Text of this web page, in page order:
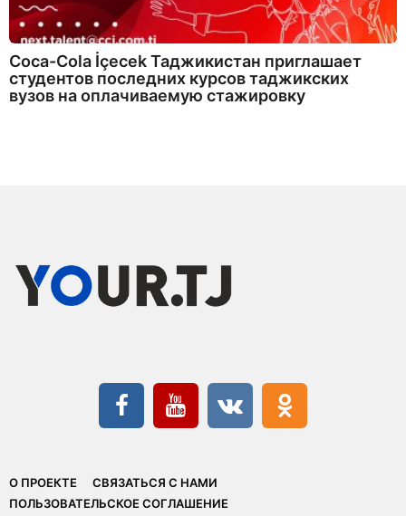
Coca-Cola İçecek Таджикистан приглашает
студентов последних курсов таджикских
вузов на оплачиваемую стажировку
О ПРОЕКТЕ
СВЯЗАТЬСЯ С НАМИ
ПОЛЬЗОВАТЕЛЬСКОЕ СОГЛАШЕНИЕ